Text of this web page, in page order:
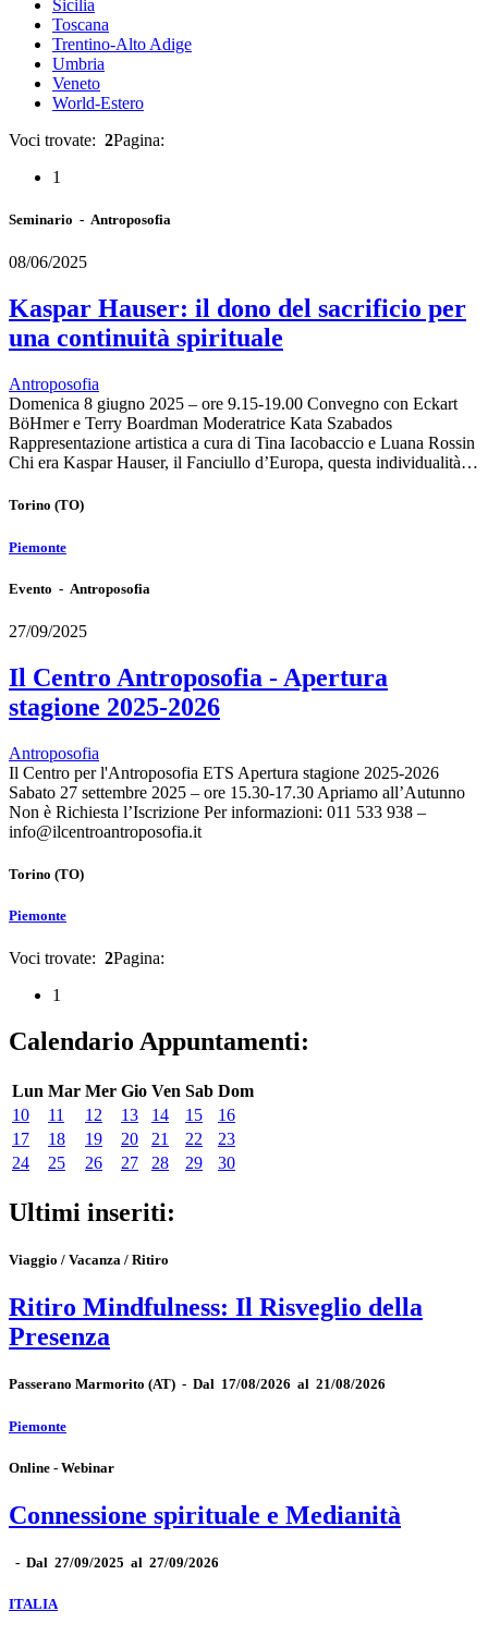
Sicilia
Toscana
Trentino-Alto Adige
Umbria
Veneto
World-Estero
Voci trovate: 2Pagina:
1
Seminario - Antroposofia
08/06/2025
Kaspar Hauser: il dono del sacrificio per
una continuità spirituale
Antroposofia
Domenica 8 giugno 2025 – ore 9.15-19.00 Convegno con Eckart
BöHmer e Terry Boardman Moderatrice Kata Szabados
Rappresentazione artistica a cura di Tina Iacobaccio e Luana Rossin
Chi era Kaspar Hauser, il Fanciullo d’Europa, questa individualità…
Torino (TO)
Piemonte
Evento - Antroposofia
27/09/2025
Il Centro Antroposofia - Apertura
stagione 2025-2026
Antroposofia
Il Centro per l'Antroposofia ETS Apertura stagione 2025-2026
Sabato 27 settembre 2025 – ore 15.30-17.30 Apriamo all’Autunno
Non è Richiesta l’Iscrizione Per informazioni: 011 533 938 –
info@ilcentroantroposofia.it
Torino (TO)
Piemonte
Voci trovate: 2Pagina:
1
Calendario Appuntamenti:
Lun Mar Mer Gio Ven Sab Dom
10
11 12 13 14 15
16
17
18 19 20 21 22
23
24
25 26 27 28 29 30
Ultimi inseriti:
Viaggio / Vacanza / Ritiro
Ritiro Mindfulness: Il Risveglio della
Presenza
Passerano Marmorito (AT) - Dal 17/08/2026 al 21/08/2026
Piemonte
Online - Webinar
Connessione spirituale e Medianità
- Dal 27/09/2025 al 27/09/2026
ITALIA